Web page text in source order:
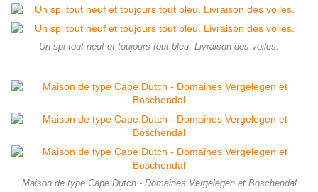
Un spi tout neuf et toujours tout bleu. Livraison des voiles.
Maison de type Cape Dutch - Domaines Vergelegen et Boschendal